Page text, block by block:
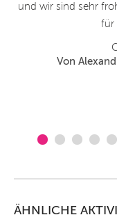
und wir sind sehr
für
Von
ÄHNLICHE